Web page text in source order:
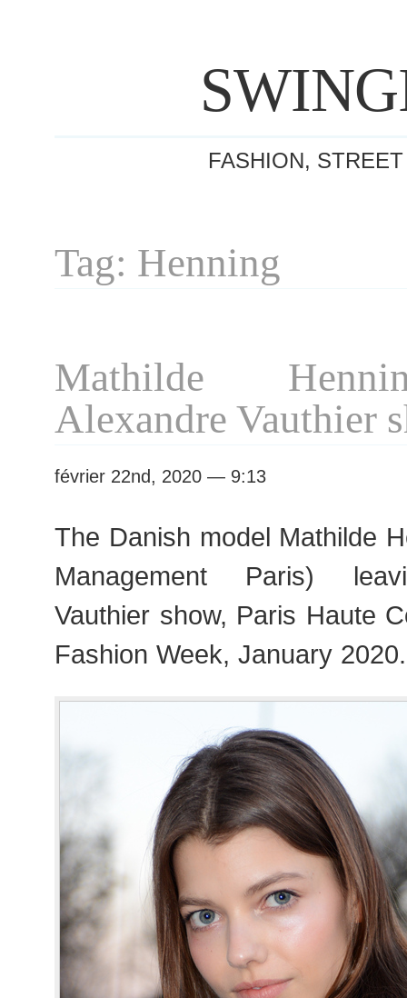
FASHION,
Tag: Henning
Mathilde
Alexandre Vauthier
février 22nd, 2020 — 9:13
The Danish model Mathilde
Management Paris)
Vauthier show, Paris Haute
Fashion Week, January 2020.